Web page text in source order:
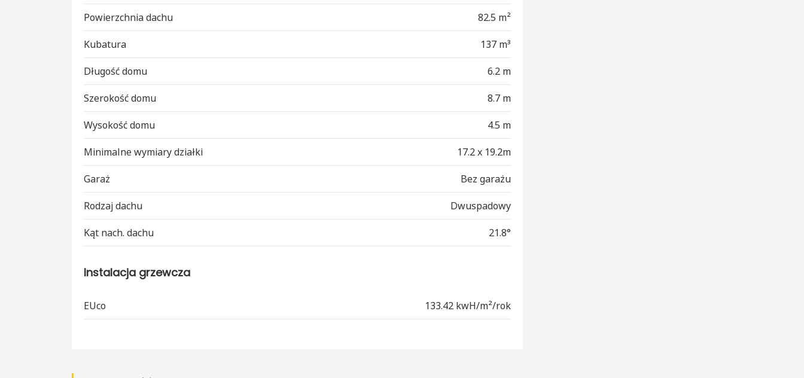
Powierzchnia dachu 82.5 m²
Kubatura 137 m³
Długość domu 6.2 m
Szerokość domu 8.7 m
Wysokość domu 4.5 m
Minimalne wymiary działki 17.2 x 19.2m
Garaż Bez garażu
Rodzaj dachu Dwuspadowy
Kąt nach. dachu 21.8°
Instalacja grzewcza
EUco 133.42 kwH/m²/rok